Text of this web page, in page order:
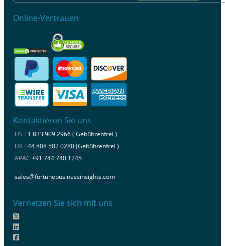
Online-Vertrauen
Kontaktieren Sie uns
US +1 833 909 2966 ( Gebührenfrei )
UK+44 808 502 0280 (Gebührenfrei )
APAC +91 744 740 1245
sales@fortunebusinessinsights.com
Vernetzen Sie sich mit uns